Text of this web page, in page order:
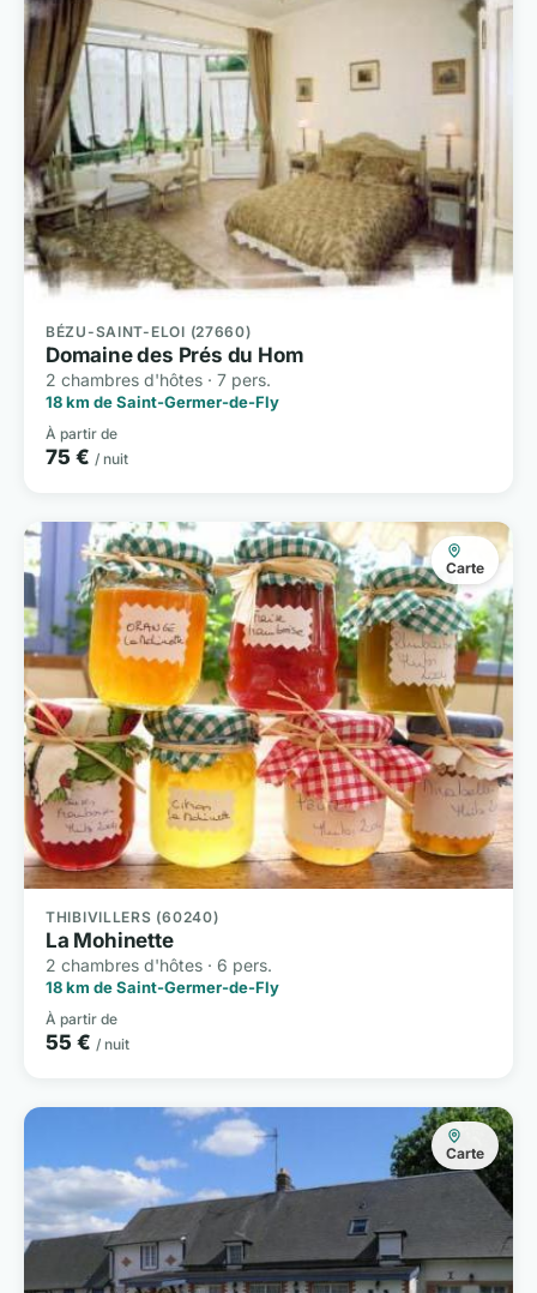
BÉZU-SAINT-ELOI (27660)
Domaine des Prés du Hom
2 chambres d'hôtes · 7 pers.
18 km de Saint-Germer-de-Fly
À partir de
75 € / nuit
Carte
THIBIVILLERS (60240)
La Mohinette
2 chambres d'hôtes · 6 pers.
18 km de Saint-Germer-de-Fly
À partir de
55 € / nuit
Carte